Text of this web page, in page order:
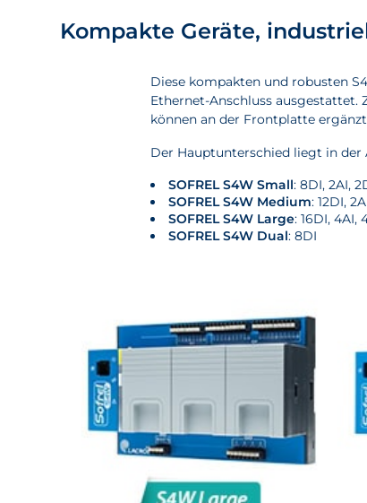
Kompakte Geräte,
Diese kompakten und robusten
Ethernet-Anschluss ausgestattet.
können an der Frontplatte
Der Hauptunterschied liegt in der
SOFREL S4W Small: 8DI, 2AI,
SOFREL S4W Medium: 12DI,
SOFREL S4W Large: 16DI,
SOFREL S4W Dual: 8DI